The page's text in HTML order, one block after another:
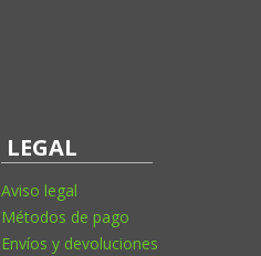
LEGAL
Aviso legal
Métodos de pago
Envíos y devoluciones